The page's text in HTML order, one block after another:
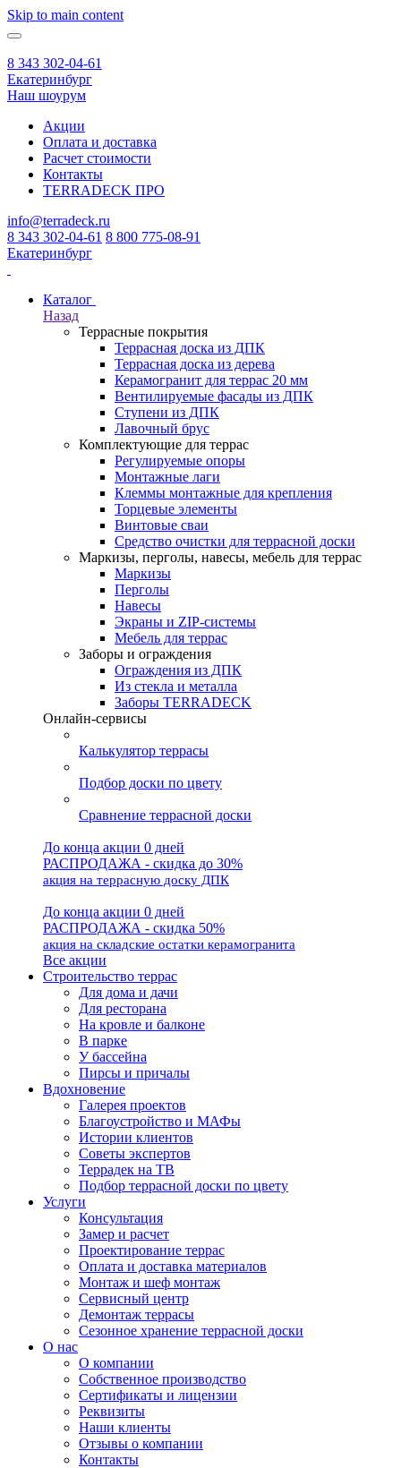
Skip to main content
8 343 302-04-61
Екатеринбург
Наш шоурум
Акции
Оплата и доставка
Расчет стоимости
Контакты
TERRADECK ПРО
info@terradeck.ru
8 343 302-04-61 8 800 775-08-91
Екатеринбург
Каталог
Назад
Террасные покрытия
Террасная доска из ДПК
Террасная доска из дерева
Керамогранит для террас 20 мм
Вентилируемые фасады из ДПК
Ступени из ДПК
Лавочный брус
Комплектующие для террас
Регулируемые опоры
Монтажные лаги
Клеммы монтажные для крепления
Торцевые элементы
Винтовые сваи
Средство очистки для террасной доски
Маркизы, перголы, навесы, мебель для террас
Маркизы
Перголы
Навесы
Экраны и ZIP-системы
Мебель для террас
Заборы и ограждения
Ограждения из ДПК
Из стекла и металла
Заборы TERRADECK
Онлайн-сервисы
Калькулятор террасы
Подбор доски по цвету
Сравнение террасной доски
До конца акции 0 дней
РАСПРОДАЖА - скидка до 30%
акция на террасную доску ДПК
До конца акции 0 дней
РАСПРОДАЖА - скидка 50%
акция на складские остатки керамогранита
Все акции
Строительство террас
Для дома и дачи
Для ресторана
На кровле и балконе
В парке
У бассейна
Пирсы и причалы
Вдохновение
Галерея проектов
Благоустройство и МАФы
Истории клиентов
Советы экспертов
Террадек на ТВ
Подбор террасной доски по цвету
Услуги
Консультация
Замер и расчет
Проектирование террас
Оплата и доставка материалов
Монтаж и шеф монтаж
Сервисный центр
Демонтаж террасы
Сезонное хранение террасной доски
О нас
О компании
Собственное производство
Сертификаты и лицензии
Реквизиты
Наши клиенты
Отзывы о компании
Контакты